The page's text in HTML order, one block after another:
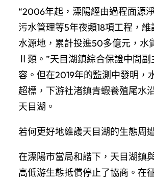
“2006年起，溧陽經由過程面源
污水管理等5年夜類18項工程，
水源地，累計投進50多億元，水
Ⅱ類。”天目湖鎮綜合保證中間
容。但在2019年的監測中發明，
超標，下游社渚鎮青蝦養殖尾水
天目湖。
若何更好地維護天目湖的生態周
在溧陽市當局和諧下，天目湖鎮
高低游生態抵償停止了協商。在